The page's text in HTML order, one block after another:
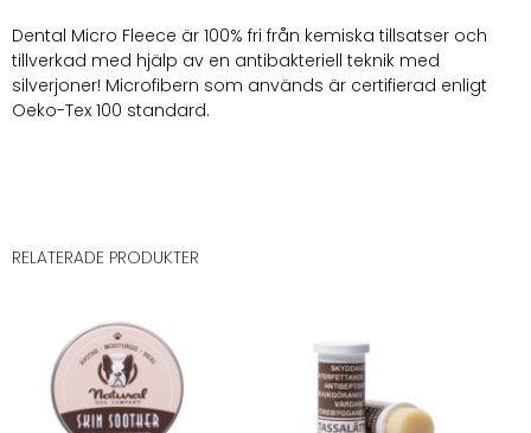
Dental Micro Fleece är 100% fri från kemiska tillsatser och
tillverkad med hjälp av en antibakteriell teknik med
silverjoner! Microfibern som används är certifierad enligt
Oeko-Tex 100 standard.
RELATERADE PRODUKTER